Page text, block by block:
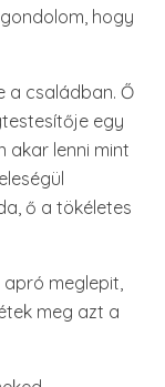
hogy
a családban. Ő
egy
akar lenni mint
ő a tökéletes
meglepit,
meg azt a